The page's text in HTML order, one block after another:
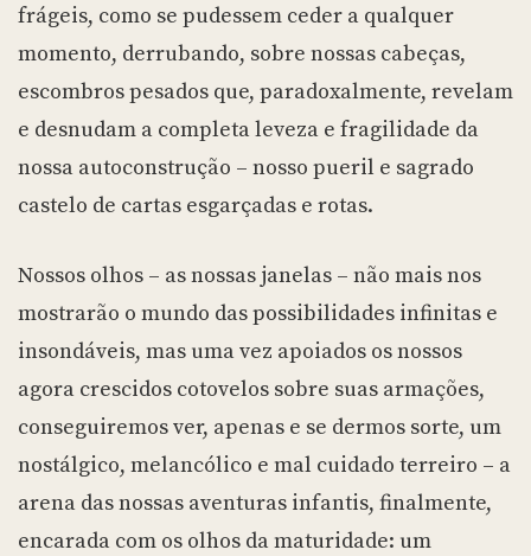
frágeis, como se pudessem ceder a qualquer
momento, derrubando, sobre nossas cabeças,
escombros pesados que, paradoxalmente, revelam
e desnudam a completa leveza e fragilidade da
nossa autoconstrução – nosso pueril e sagrado
castelo de cartas esgarçadas e rotas.
Nossos olhos – as nossas janelas – não mais nos
mostrarão o mundo das possibilidades infinitas e
insondáveis, mas uma vez apoiados os nossos
agora crescidos cotovelos sobre suas armações,
conseguiremos ver, apenas e se dermos sorte, um
nostálgico, melancólico e mal cuidado terreiro – a
arena das nossas aventuras infantis, finalmente,
encarada com os olhos da maturidade: um